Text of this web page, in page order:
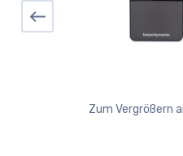
Zum Vergrößern